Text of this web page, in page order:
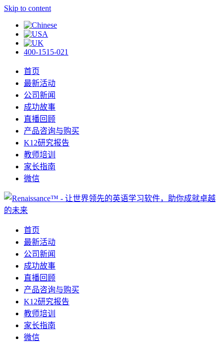
Skip to content
400-1515-021
首页
最新活动
公司新闻
成功故事
直播回顾
产品咨询与购买
K12研究报告
教师培训
家长指南
微信
首页
最新活动
公司新闻
成功故事
直播回顾
产品咨询与购买
K12研究报告
教师培训
家长指南
微信